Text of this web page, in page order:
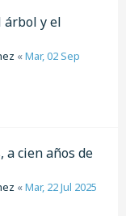
árbol y el
«Mar, 02 Sep
a cien años de
«Mar, 22 Jul 2025